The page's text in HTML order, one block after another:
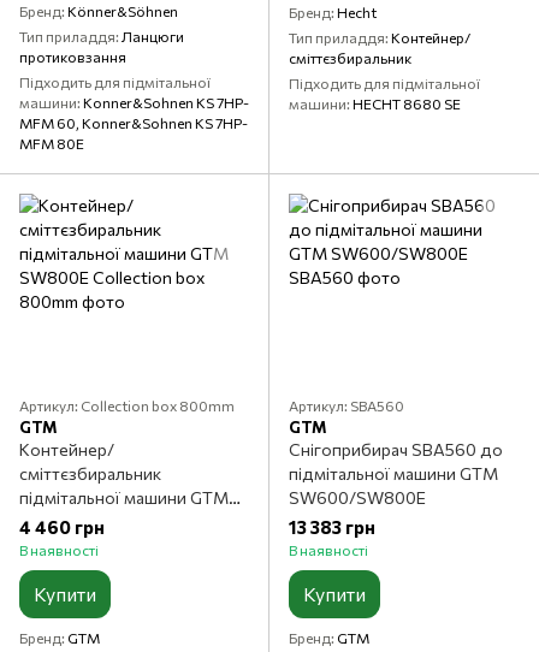
Бренд Könner&Söhnen
Тип приладдя Ланцюги
протиковзання
Підходить для підмітальної
машини Konner&Sohnen KS 7HP-
MFM 60, Konner&Sohnen KS 7HP-
MFM 80E
Бренд Hecht
Тип приладдя Контейнер/
сміттєзбиральник
Підходить для підмітальної
машини HECHT 8680 SE
Артикул: Collection box 800mm
GTM
Контейнер/
сміттєзбиральник
підмітальної машини GTM
SW800E
4 460 грн
В наявності
Купити
Бренд GTM
Артикул: SBA560
GTM
Снігоприбирач SBA560 до
підмітальної машини GTM
SW600/SW800E
13 383 грн
В наявності
Купити
Бренд GTM